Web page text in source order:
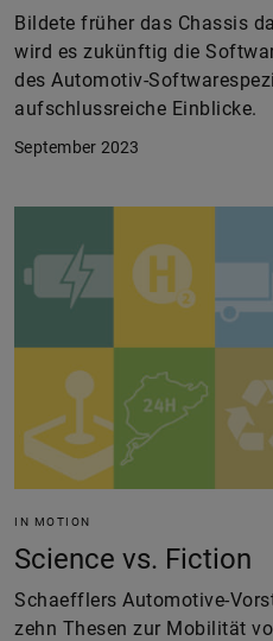
Bildete früher das Chassis
wird es zukünftig die
des Automotiv-
aufschlussreiche Einblicke.
September 2023
IN MOTION
Science vs. Fiction
Schaefflers Automotive-
zehn Thesen zur Mobilität